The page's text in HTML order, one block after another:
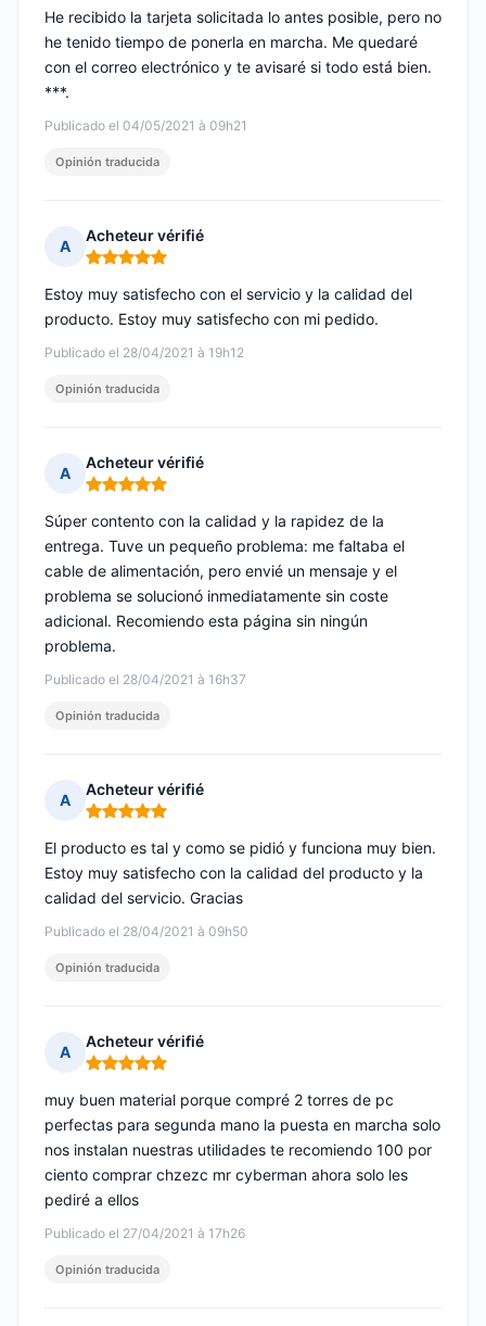
Publicado el 04/05/2021 à 09h21
He recibido la tarjeta solicitada lo antes posible, pero no
he tenido tiempo de ponerla en marcha. Me quedaré
con el correo electrónico y te avisaré si todo está bien.
***.
Opinión traducida
A
Acheteur vérifié
Nota: 5 de 5
Publicado el 28/04/2021 à 19h12
Estoy muy satisfecho con el servicio y la calidad del
producto. Estoy muy satisfecho con mi pedido.
Opinión traducida
A
Acheteur vérifié
Nota: 5 de 5
Publicado el 28/04/2021 à 16h37
Súper contento con la calidad y la rapidez de la
entrega. Tuve un pequeño problema: me faltaba el
cable de alimentación, pero envié un mensaje y el
problema se solucionó inmediatamente sin coste
adicional. Recomiendo esta página sin ningún
problema.
Opinión traducida
A
Acheteur vérifié
Nota: 5 de 5
Publicado el 28/04/2021 à 09h50
El producto es tal y como se pidió y funciona muy bien.
Estoy muy satisfecho con la calidad del producto y la
calidad del servicio. Gracias
Opinión traducida
A
Acheteur vérifié
Nota: 5 de 5
Publicado el 27/04/2021 à 17h26
muy buen material porque compré 2 torres de pc
perfectas para segunda mano la puesta en marcha solo
nos instalan nuestras utilidades te recomiendo 100 por
ciento comprar chzezc mr cyberman ahora solo les
pediré a ellos
Opinión traducida